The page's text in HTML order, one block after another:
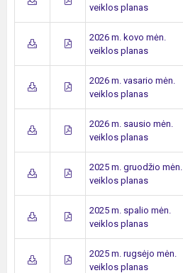
veiklos planas
2026 m. kovo mėn.
veiklos planas
2026 m. vasario mėn.
veiklos planas
2026 m. sausio mėn.
veiklos planas
2025 m. gruodžio mėn.
veiklos planas
2025 m. spalio mėn.
veiklos planas
2025 m. rugsėjo mėn.
veiklos planas